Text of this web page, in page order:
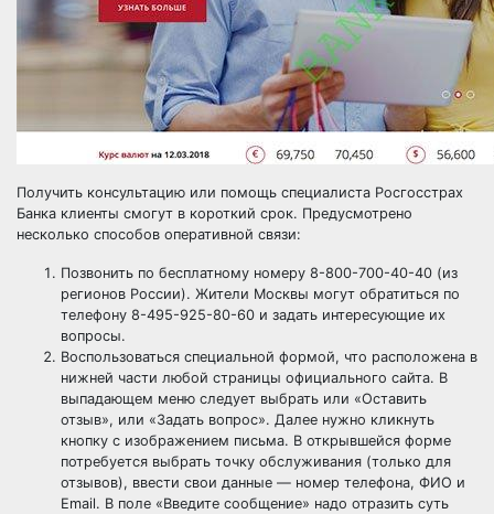
Получить консультацию или помощь специалиста Росгосстрах
Банка клиенты смогут в короткий срок. Предусмотрено
несколько способов оперативной связи:
Позвонить по бесплатному номеру 8-800-700-40-40 (из
регионов России). Жители Москвы могут обратиться по
телефону 8-495-925-80-60 и задать интересующие их
вопросы.
Воспользоваться специальной формой, что расположена в
нижней части любой страницы официального сайта. В
выпадающем меню следует выбрать или «Оставить
отзыв», или «Задать вопрос». Далее нужно кликнуть
кнопку с изображением письма. В открывшейся форме
потребуется выбрать точку обслуживания (только для
отзывов), ввести свои данные — номер телефона, ФИО и
Email. В поле «Введите сообщение» надо отразить суть